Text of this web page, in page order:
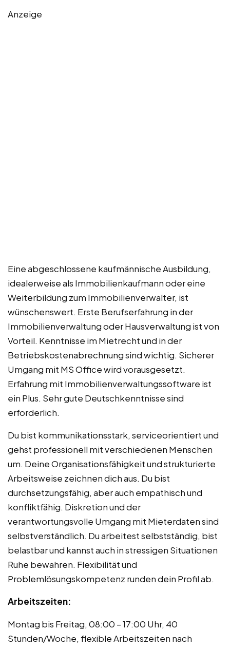
Anzeige
Eine abgeschlossene kaufmännische Ausbildung,
idealerweise als Immobilienkaufmann oder eine
Weiterbildung zum Immobilienverwalter, ist
wünschenswert. Erste Berufserfahrung in der
Immobilienverwaltung oder Hausverwaltung ist von
Vorteil. Kenntnisse im Mietrecht und in der
Betriebskostenabrechnung sind wichtig. Sicherer
Umgang mit MS Office wird vorausgesetzt.
Erfahrung mit Immobilienverwaltungssoftware ist
ein Plus. Sehr gute Deutschkenntnisse sind
erforderlich.
Du bist kommunikationsstark, serviceorientiert und
gehst professionell mit verschiedenen Menschen
um. Deine Organisationsfähigkeit und strukturierte
Arbeitsweise zeichnen dich aus. Du bist
durchsetzungsfähig, aber auch empathisch und
konfliktfähig. Diskretion und der
verantwortungsvolle Umgang mit Mieterdaten sind
selbstverständlich. Du arbeitest selbstständig, bist
belastbar und kannst auch in stressigen Situationen
Ruhe bewahren. Flexibilität und
Problemlösungskompetenz runden dein Profil ab.
Arbeitszeiten:
Montag bis Freitag, 08:00 – 17:00 Uhr, 40
Stunden/Woche, flexible Arbeitszeiten nach